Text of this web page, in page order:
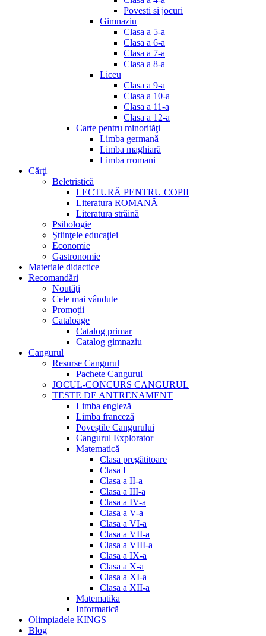
Povesti si jocuri
Gimnaziu
Clasa a 5-a
Clasa a 6-a
Clasa a 7-a
Clasa a 8-a
Liceu
Clasa a 9-a
Clasa a 10-a
Clasa a 11-a
Clasa a 12-a
Carte pentru minorităţi
Limba germană
Limba maghiară
Limba rromani
Cărţi
Beletristică
LECTURĂ PENTRU COPII
Literatura ROMANĂ
Literatura străină
Psihologie
Ştiinţele educaţiei
Economie
Gastronomie
Materiale didactice
Recomandări
Noutăţi
Cele mai vândute
Promoții
Cataloage
Catalog primar
Catalog gimnaziu
Cangurul
Resurse Cangurul
Pachete Cangurul
JOCUL-CONCURS CANGURUL
TESTE DE ANTRENAMENT
Limba engleză
Limba franceză
Poveștile Cangurului
Cangurul Explorator
Matematică
Clasa pregătitoare
Clasa I
Clasa a II-a
Clasa a III-a
Clasa a IV-a
Clasa a V-a
Clasa a VI-a
Clasa a VII-a
Clasa a VIII-a
Clasa a IX-a
Clasa a X-a
Clasa a XI-a
Clasa a XII-a
Matematika
Informatică
Olimpiadele KINGS
Blog